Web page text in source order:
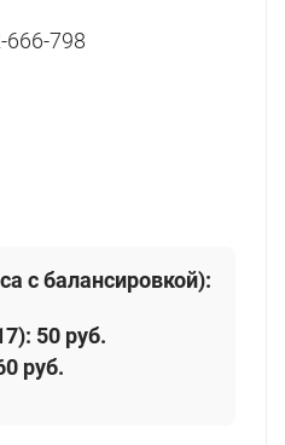
666-798
с балансировкой):
50 руб.
руб.